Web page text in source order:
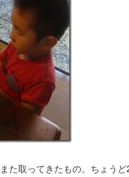
た取ってきたもの。ちょう